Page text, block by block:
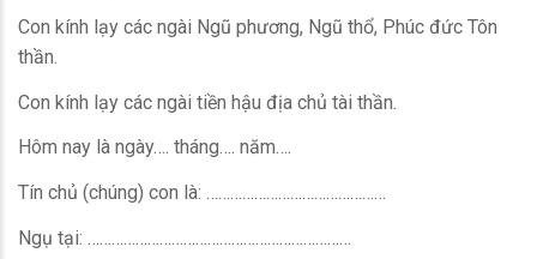
Con kính lạy các ngài Ngũ phương, Ngũ thổ, Phúc đức Tôn
thần.
Con kính lạy các ngài tiền hậu địa chủ tài thần.
Hôm nay là ngày…. tháng…. năm….
Tín chủ (chúng) con là: ………………………………………
Ngụ tại: …………………………………………………………